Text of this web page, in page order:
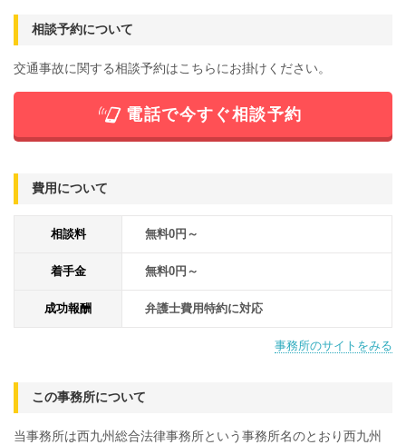
相談予約について
交通事故に関する相談予約はこちらにお掛けください。
電話で今すぐ相談予約
費用について
相談料 無料0円～
着手金 無料0円～
成功報酬 弁護士費用特約に対応
事務所のサイトをみる
この事務所について
当事務所は西九州総合法律事務所という事務所名のとおり西九州